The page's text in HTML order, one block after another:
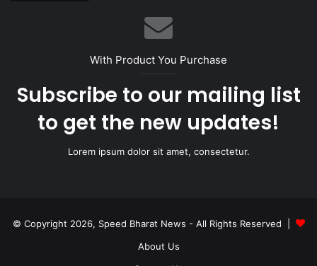
With Product You Purchase
Subscribe to our mailing list
to get the new updates!
Lorem ipsum dolor sit amet, consectetur.
© Copyright 2026, Speed Bharat News - All Rights Reserved |
About Us